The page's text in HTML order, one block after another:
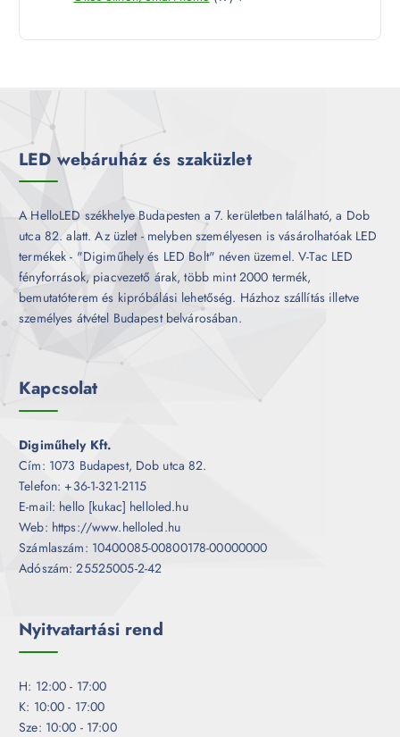
é
r
t
LED webáruház és szaküzlet
A HelloLED székhelye Budapesten a 7. kerületben található, a Dob
utca 82. alatt. Az üzlet - melyben személyesen is vásárolhatóak LED
termékek - "Digiműhely és LED Bolt" néven üzemel. V-Tac LED
fényforrások, piacvezető árak, több mint 2000 termék,
bemutatóterem és kipróbálási lehetőség. Házhoz szállítás illetve
személyes átvétel Budapest belvárosában.
Kapcsolat
Digiműhely Kft.
Cím: 1073 Budapest, Dob utca 82.
Telefon: +36-1-321-2115
E-mail: hello [kukac] helloled.hu
Web: https://www.helloled.hu
Számlaszám: 10400085-00800178-00000000
Adószám: 25525005-2-42
Nyitvatartási rend
H: 12:00 - 17:00
K: 10:00 - 17:00
Sze: 10:00 - 17:00